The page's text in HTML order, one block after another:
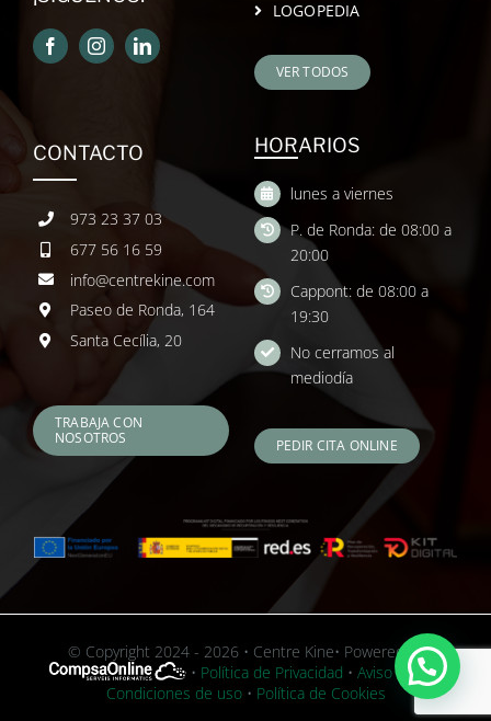
LOGOPEDIA
VER TODOS
CONTACTO
973 23 37 03
677 56 16 59
info@centrekine.com
Paseo de Ronda, 164
Santa Cecília, 20
TRABAJA CON
NOSOTROS
HORARIOS
lunes a viernes
P. de Ronda: de 08:00 a
20:00
Cappont: de 08:00 a
19:30
No cerramos al
mediodía
PEDIR CITA ONLINE
© Copyright 2024 - 2026 • Centre Kine• Powered by
• Política de Privacidad • Aviso Legal y
Condiciones de uso• Política de Cookies